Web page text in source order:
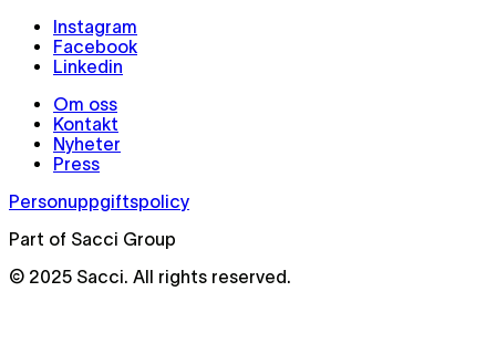
Instagram
Facebook
Linkedin
Om oss
Kontakt
Nyheter
Press
Personuppgiftspolicy
Part of Sacci Group
© 2025 Sacci. All rights reserved.